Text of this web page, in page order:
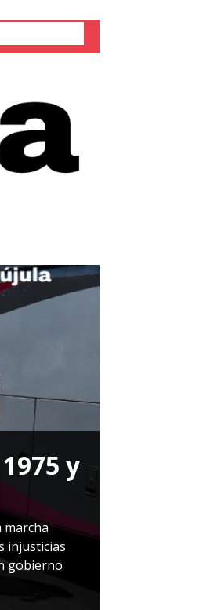
y
marcha
injusticias
gobierno